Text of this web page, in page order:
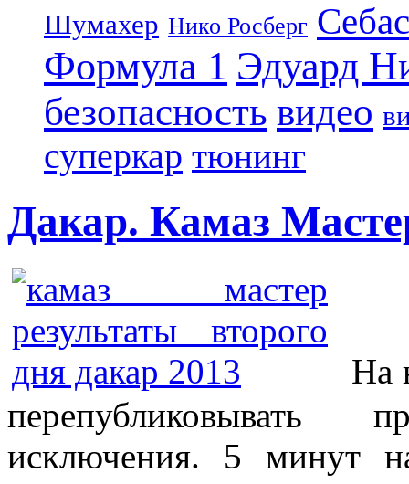
Шумахер Нико Росберг
Формула 1 Эдуард
безопасность видео
суперкар тюнинг
Дакар. Камаз
На
исключения. 5 минут